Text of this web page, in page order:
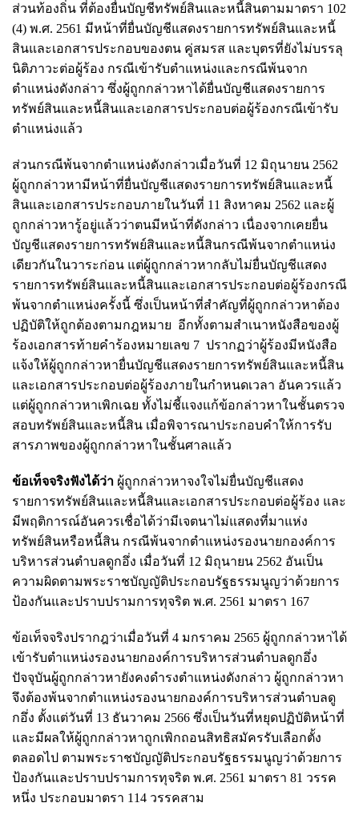
ส่วนท้องถิ่น ที่ต้องยื่นบัญชีทรัพย์สินและหนี้สินตามมาตรา 102
(4) พ.ศ. 2561 มีหน้าที่ยื่นบัญชีแสดงรายการทรัพย์สินและหนี้
สินและเอกสารประกอบของตน คู่สมรส และบุตรที่ยังไม่บรรลุ
นิติภาวะต่อผู้ร้อง กรณีเข้ารับตำแหน่งและกรณีพ้นจาก
ตำแหน่งดังกล่าว ซึ่งผู้ถูกกล่าวหาได้ยื่นบัญชีแสดงรายการ
ทรัพย์สินและหนี้สินและเอกสารประกอบต่อผู้ร้องกรณีเข้ารับ
ตำแหน่งแล้ว
ส่วนกรณีพ้นจากตำแหน่งดังกล่าวเมื่อวันที่ 12 มิถุนายน 2562
ผู้ถูกกล่าวหามีหน้าที่ยื่นบัญชีแสดงรายการทรัพย์สินและหนี้
สินและเอกสารประกอบภายในวันที่ 11 สิงหาคม 2562 และผู้
ถูกกล่าวหารู้อยู่แล้วว่าตนมีหน้าที่ดังกล่าว เนื่องจากเคยยื่น
บัญชีแสดงรายการทรัพย์สินและหนี้สินกรณีพ้นจากตำแหน่ง
เดียวกันในวาระก่อน แต่ผู้ถูกกล่าวหากลับไม่ยื่นบัญชีแสดง
รายการทรัพย์สินและหนี้สินและเอกสารประกอบต่อผู้ร้องกรณี
พ้นจากตำแหน่งครั้งนี้ ซึ่งเป็นหน้าที่สำคัญที่ผู้ถูกกล่าวหาต้อง
ปฏิบัติให้ถูกต้องตามกฎหมาย อีกทั้งตามสำเนาหนังสือของผู้
ร้องเอกสารท้ายคำร้องหมายเลข 7 ปรากฏว่าผู้ร้องมีหนังสือ
แจ้งให้ผู้ถูกกล่าวหายื่นบัญชีแสดงรายการทรัพย์สินและหนี้สิน
และเอกสารประกอบต่อผู้ร้องภายในกำหนดเวลา อันควรแล้ว
แต่ผู้ถูกกล่าวหาเพิกเฉย ทั้งไม่ชี้แจงแก้ข้อกล่าวหาในชั้นตรวจ
สอบทรัพย์สินและหนี้สิน เมื่อพิจารณาประกอบคำให้การรับ
สารภาพของผู้ถูกกล่าวหาในชั้นศาลแล้ว
ข้อเท็จจริงฟังได้ว่า ผู้ถูกกล่าวหาจงใจไม่ยื่นบัญชีแสดง
รายการทรัพย์สินและหนี้สินและเอกสารประกอบต่อผู้ร้อง และ
มีพฤติการณ์อันควรเชื่อได้ว่ามีเจตนาไม่แสดงที่มาแห่ง
ทรัพย์สินหรือหนี้สิน กรณีพ้นจากตำแหน่งรองนายกองค์การ
บริหารส่วนตำบลดูกอึ่ง เมื่อวันที่ 12 มิถุนายน 2562 อันเป็น
ความผิดตามพระราชบัญญัติประกอบรัฐธรรมนูญว่าด้วยการ
ป้องกันและปราบปรามการทุจริต พ.ศ. 2561 มาตรา 167
ข้อเท็จจริงปรากฎว่าเมื่อวันที่ 4 มกราคม 2565 ผู้ถูกกล่าวหาได้
เข้ารับตำแหน่งรองนายกองค์การบริหารส่วนตำบลดูกอึ่ง
ปัจจุบันผู้ถูกกล่าวหายังคงดำรงตำแหน่งดังกล่าว ผู้ถูกกล่าวหา
จึงต้องพ้นจากตำแหน่งรองนายกองค์การบริหารส่วนตำบลดู
กอึ่ง ตั้งแต่วันที่ 13 ธันวาคม 2566 ซึ่งเป็นวันที่หยุดปฏิบัติหน้าที่
และมีผลให้ผู้ถูกกล่าวหาถูกเพิกถอนสิทธิสมัครรับเลือกตั้ง
ตลอดไป ตามพระราชบัญญัติประกอบรัฐธรรมนูญว่าด้วยการ
ป้องกันและปราบปรามการทุจริต พ.ศ. 2561 มาตรา 81 วรรค
หนึ่ง ประกอบมาตรา 114 วรรคสาม